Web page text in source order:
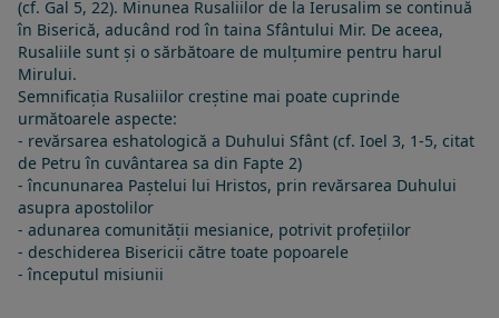
(cf. Gal 5, 22). Minunea Rusaliilor de la Ierusalim se continuă
în Biserică, aducând rod în taina Sfântului Mir. De aceea,
Rusaliile sunt și o sărbătoare de mulțumire pentru harul
Mirului.
Semnificația Rusaliilor creștine mai poate cuprinde
următoarele aspecte:
- revărsarea eshatologică a Duhului Sfânt (cf. Ioel 3, 1-5, citat
de Petru în cuvântarea sa din Fapte 2)
- încununarea Paștelui lui Hristos, prin revărsarea Duhului
asupra apostolilor
- adunarea comunității mesianice, potrivit profețiilor
- deschiderea Bisericii către toate popoarele
- începutul misiunii